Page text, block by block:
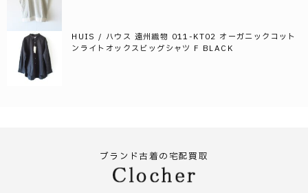
HUIS / ハウス 遠州織物 011-KT02 オーガニックコット
ンライトオックスビッグシャツ F BLACK
ブランド古着の宅配買取